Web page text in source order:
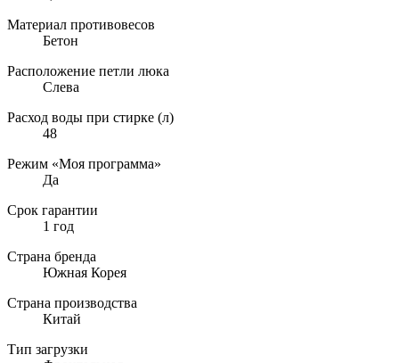
Материал противовесов
Бетон
Расположение петли люка
Слева
Расход воды при стирке (л)
48
Режим «Моя программа»
Да
Срок гарантии
1 год
Страна бренда
Южная Корея
Страна производства
Китай
Тип загрузки